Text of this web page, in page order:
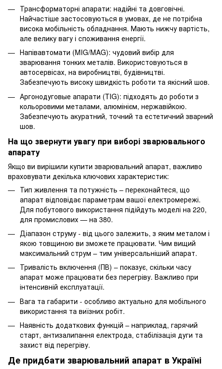
Трансформаторні апарати: надійні та довговічні.
Найчастіше застосовуються в умовах, де не потрібна
висока мобільність обладнання. Мають нижчу вартість,
але велику вагу і споживання енергії.
Напівавтомати (MIG/MAG): чудовий вибір для
зварювання тонких металів. Використовуються в
автосервісах, на виробництві, будівництві.
Забезпечують високу швидкість роботи та якісний шов.
Аргонодуговые апарати (TIG): підходять до роботи з
кольоровими металами, алюмінієм, нержавійкою.
Забезпечують акуратний, точний та естетичний зварний
шов.
На що звернути увагу при виборі зварювального
апарату
Якщо ви вирішили купити зварювальний апарат, важливо
враховувати декілька ключових характеристик:
Тип живлення та потужність – переконайтеся, що
апарат відповідає параметрам вашої електромережі.
Для побутового використання підійдуть моделі на 220,
для промислових — на 380.
Діапазон струму - від цього залежить, з яким металом і
якою товщиною ви зможете працювати. Чим вищий
максимальний струм – тим універсальніший апарат.
Тривалість включення (ПВ) – показує, скільки часу
апарат може працювати без перегріву. Важливо при
інтенсивній експлуатації.
Вага та габарити - особливо актуально для мобільного
використання та виїзних робіт.
Наявність додаткових функцій – наприклад, гарячий
старт, антизалипання електрода, стабілізація дуги та
захист від перегріву.
Де придбати зварювальний апарат в Україні